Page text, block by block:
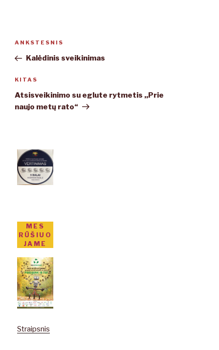
Navigacija
įrašų
Ankstesnis
įrašas
ANKSTESNIS
Kalėdinis sveikinimas
Kitas
įrašas
KITAS
Atsisveikinimo su eglute rytmetis ,,Prie
naujo metų rato“
MES
RŪŠIUO
JAME
Straipsnis